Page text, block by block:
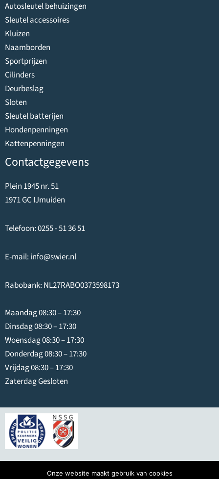
Autosleutel behuizingen
Sleutel accessoires
Kluizen
Naamborden
Sportprijzen
Cilinders
Deurbeslag
Sloten
Sleutel batterijen
Hondenpenningen
Kattenpenningen
Contactgegevens
Plein 1945 nr. 51
1971 GC IJmuiden
Telefoon:0255 - 51 36 51
E-mail: info@swier.nl
Rabobank: NL27RABO0373598173
Maandag 08:30 – 17:30
Dinsdag 08:30 – 17:30
Woensdag 08:30 – 17:30
Donderdag 08:30 – 17:30
Vrijdag 08:30 – 17:30
Zaterdag Gesloten
Onze website maakt gebruik van cookies